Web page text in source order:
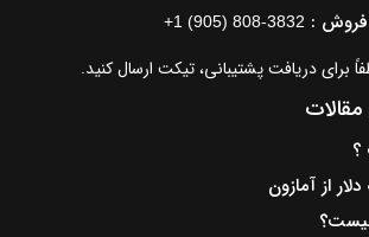
فروش : +1 (905) 808-3832
برای دریافت پشتیبانی، تیکت ارسال کنید.
مقالات
؟
از آمازون